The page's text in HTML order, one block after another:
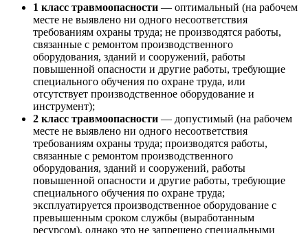
1 класс травмоопасности — оптимальный (на рабочем
месте не выявлено ни одного несоответствия
требованиям охраны труда; не производятся работы,
связанные с ремонтом производственного
оборудования, зданий и сооружений, работы
повышенной опасности и другие работы, требующие
специального обучения по охране труда, или
отсутствует производственное оборудование и
инструмент);
2 класс травмоопасности — допустимый (на рабочем
месте не выявлено ни одного несоответствия
требованиям охраны труда; производятся работы,
связанные с ремонтом производственного
оборудования, зданий и сооружений, работы
повышенной опасности и другие работы, требующие
специального обучения по охране труда;
эксплуатируется производственное оборудование с
превышенным сроком службы (выработанным
ресурсом), однако это не запрещено специальными